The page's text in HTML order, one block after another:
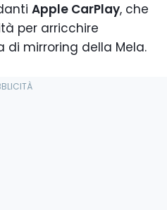
Apple CarPlay, che
per arricchire
di mirroring della Mela.